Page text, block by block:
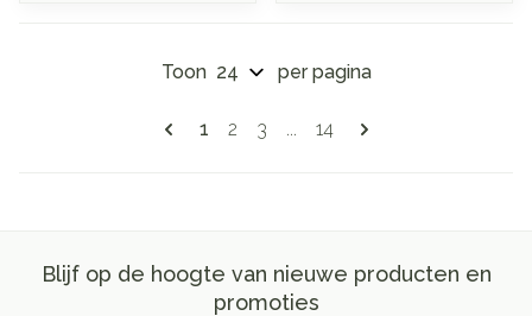
Pagina's
U lees momenteel pagina
1 Pagina
2 Pagina
3 ... Pagina
14
Toon per pagina
Blijf op de hoogte van nieuwe producten en
promoties